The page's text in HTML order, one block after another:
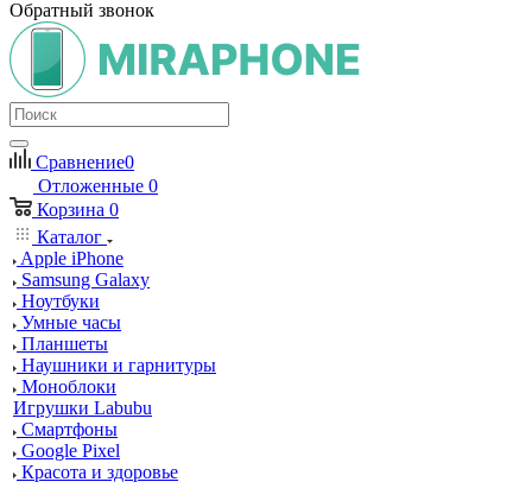
Обратный звонок
Сравнение0
Отложенные 0
Корзина 0
Каталог
Apple iPhone
Samsung Galaxy
Ноутбуки
Умные часы
Планшеты
Наушники и гарнитуры
Моноблоки
Игрушки Labubu
Смартфоны
Google Pixel
Красота и здоровье